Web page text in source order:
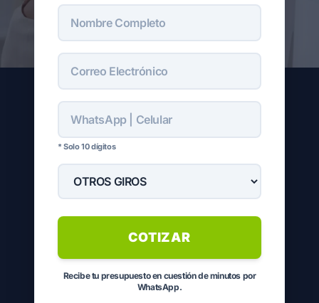
* Solo 10 dígitos
COTIZAR
Recibe tu presupuesto en cuestión de minutos por
WhatsApp.